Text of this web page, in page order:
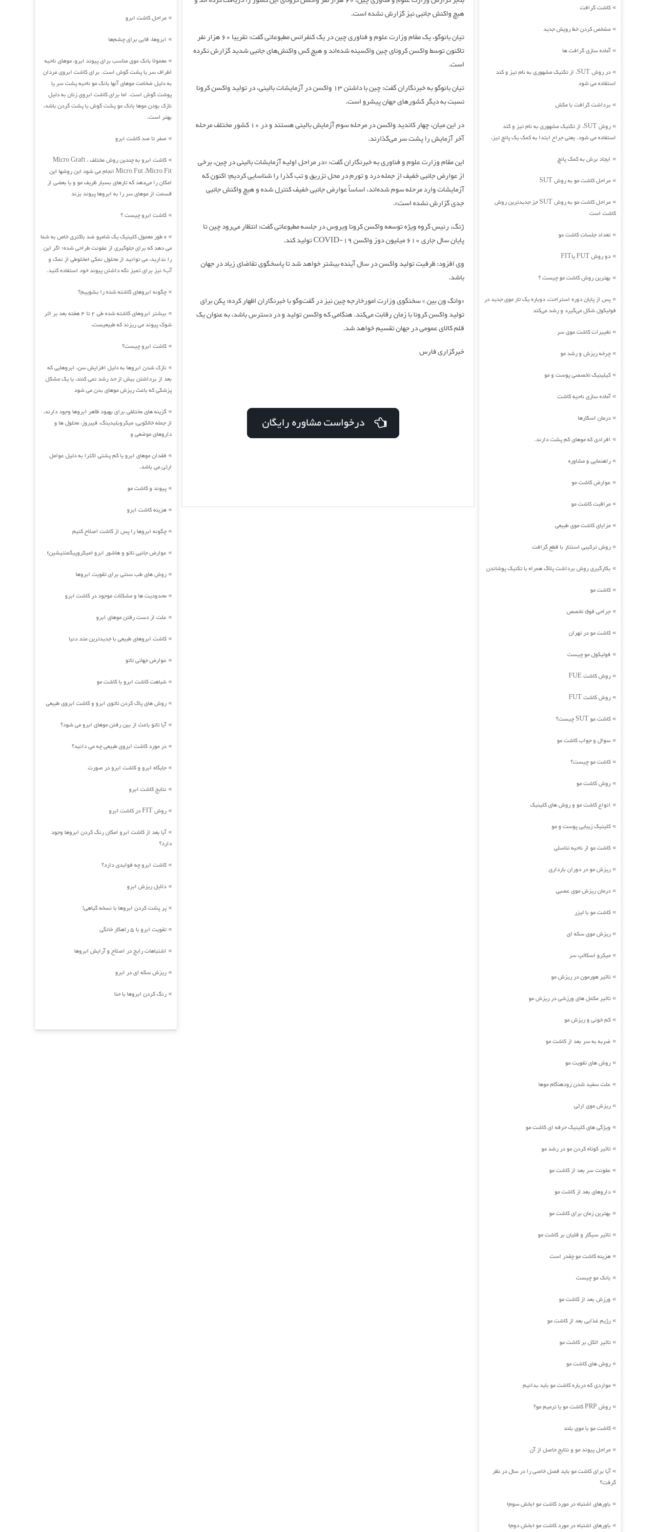
» مراحل کاشت ابرو
» ابروها، قابی برای چشم‌ها
» معمولا بانک موی مناسب برای پیوند ابرو، موهای ناحیه
اطراف سر یا پشت گوش است. برای کاشت ابروی مردان
به دلیل ضخامت موهای آنها بانک مو ناحیه پشت سر یا
پوشت گوش است. اما برای کاشت ابروی زنان به دلیل
نازک بودن موها بانک مو پشت گوش یا پشت گردن باشد،
بهتر است.
» صفر تا صد کاشت ابرو
»
کاشت ابرو به چندین روش مختلف Micro Graft ،
Micro Fut ،Micro Fit انجام می شود این روشها این
امکان را می‌دهد که تارهای بسیار ظریف مو و یا بعضی از
قسمت از موهای سر را به ابروها پیوند بزند
» کاشت ابرو چیست ؟
» ه طور معمول کلینیک یک شامپو ضد باکتری خاص به شما
می دهد که برای جلوگیری از عفونت طراحی شده؛ اگر این
را ندارید، می توانید از محلول نمکی (مخلوطی از نمک و
آب) نیز برای تمیز نگه داشتن پیوند خود استفاده کنید.
» چگونه ابروهای کاشته شده را بشوییم؟
»
بیشتر ابروهای کاشته شده طی 2 تا 4 هفته بعد بر اثر
شوک پیوند می ریزند که طبیعیست،
» کاشت ابرو چیست؟
» نازک شدن ابروها به دلیل افزایش سن، ابروهایی که
بعد از برداشتن بیش از حد رشد نمی کنند، یا یک مشکل
پزشکی که باعث ریزش موهای بدن می شود
» گزینه های مختلفی برای بهبود ظاهر ابروها وجود دارند،
از جمله خالکوبی، میکروبلیدینگ، فیبروز، محلول ها و
داروهای موضعی و
» فقدان موهای ابرو یا کم پشتی اکثرا به دلیل عوامل
ارثی می باشد.
» پیوند و کاشت مو
» هزینه کاشت ابرو
» چگونه ابروها را پس از کاشت اصلاح کنیم
» عوارض جانبی تاتو و هاشور ابرو (میکروپیگمنتیشین)
» روش های طب سنتی برای تقویت ابروها
» محدودیت ها و مشکلات موجود در کاشت ابرو
» علت از دست رفتن موهای ابرو
» کاشت ابروهای طبیعی با جدیدترین متد دنیا
» عوارض جهانی تاتو
» شباهت کاشت ابرو با کاشت مو
» روش های پاک کردن تاتوی ابرو و کاشت ابروی طبیعی
»آیا تاتو باعث از بین رفتن موهای ابرو می شود؟
» در مورد کاشت ابروی طبیعی چه می دانید؟
» جایگاه ابرو و کاشت ابرو در صورت
» نتایج کاشت ابرو
» روش FIT در کاشت ابرو
»آیا بعد از کاشت ابرو امکان رنگ کردن ابروها وجود
دارد؟
» کاشت ابرو چه فوایدی دارد؟
» دلایل ریزش ابرو
» پر پشت کردن ابروها با نسخه گیاهی!
» تقویت ابرو با 5 راهکار خانگی
» اشتباهات رایج در اصلاح و آرایش ابروها
» ریزش سکه ای در ابرو
» رنگ کردن ابروها با حنا
هیچ واکنش جانبی نیز گزارش نشده است.
تیان بائوگو، یک مقام وزارت علوم و فناوری چین در یک کنفرانس مطبوعاتی گفت: تقریبا 60 هزار نفر
تاکنون توسط واکسن کرونای چین واکسینه شده‌اند و هیچ کس واکنش‌های جانبی شدید گزارش نکرده
است.
تیان بائوگو به خبرنگاران گفت: چین با داشتن 13 واکسن در آزمایشات بالینی، در تولید واکسن کرونا
نسبت به دیگر کشورهای جهان پیشرو است.
در این میان، چهار کاندید واکسن در مرحله سوم آزمایش بالینی هستند و در 10 کشور مختلف مرحله
آخر آزمایش را پشت سر می‌گذارند.
این مقام وزارت علوم و فناوری به خبرنگاران گفت: «در مراحل اولیه آزمایشات بالینی در چین، برخی
از عوارض جانبی خفیف از جمله درد و تورم در محل تزریق و تب گذرا را شناسایی کردیم؛ اکنون که
آزمایشات وارد مرحله سوم شده‌اند، اساساً عوارض جانبی خفیف کنترل شده و هیچ واکنش جانبی
جدی گزارش نشده است».
ژنگ، رئیس گروه ویژه توسعه واکسن کرونا ویروس در جلسه مطبوعاتی گفت: انتظار می‌رود چین تا
پایان سال جاری 610 میلیون دوز واکسن COVID-19 تولید کند.
وی افزود: ظرفیت تولید واکسن در سال آینده بیشتر خواهد شد تا پاسخگوی تقاضای زیاد در جهان
باشد.
«وانگ ون بین » سخنگوی وزارت امورخارجه چین نیز در گفت‌و‌گو با خبرنگاران اظهار کرده: پکن برای
تولید واکسن کرونا با زمان رقابت می‌کند. هنگامی که واکسن تولید و در دسترس باشد، به عنوان یک
قلم کالای عمومی در جهان تقسیم خواهد شد.
خبرگزاری فارس
» کاشت گرافت
» مشخص کردن خط رویش جدید
»آماده سازی گرافت ها
»
در روش SUT، از تکنیک مشهوری به نام تیز و کند
استفاده می شود
» برداشت گرافت با مکش
»
روش SUT، از تکنیک مشهوری به نام تیز و کند
استفاده می شود. یعنی جراح ابتدا به کمک یک پانچ تیز،
» ایجاد برش به کمک پانچ
» مراحل کاشت مو به روش SUT
»
مراحل کاشت مو به روش SUT جز جدیدترین روش
کاشت است
» تعداد جلسات کاشت مو
» دو روش FUT یاFIT
» بهترین روش کاشت مو چیست ؟
» پس از پایان دوره استراحت، دوباره یک تار موی جدید در
فولیکول شکل می‌گیرد و رشد می‌کند
» تغییرات کاشت موی سر
» چرخه ریزش و رشد مو
» کیلینیک تخصصی پوست و مو
»آماده سازی ناحیه کاشت
» درمان اسکارها
» افرادی که موهای کم پشت دارند.
» راهنمایی و مشاوره
» عوارض کاشت مو
» مراقبت کاشت مو
» مزایای کاشت موی طبیعی
» روش ترکیبی استتار با قطع گرافت
» بکارگیری روش برداشت پلاگ همراه با تکنیک پوشاندن
» کاشت مو
» جراحی فوق تخصص
» کاشت مو در تهران
» فولیکول مو چیست
» روش کاشت FUE
» روش کاشت FUT
» کاشت مو SUT چیست؟
» سوال و جواب کاشت مو
» کاشت مو چیست؟
» روش کاشت مو
» انواع کاشت مو و روش های کلینیک
» کلینیک زیبایی پوست و مو
» کاشت مو از ناحیه تناسلی
» ریزش مو در دوران بارداری
» درمان ریزش موی عصبی
» کاشت مو با لیزر
» ریزش موی سکه ای
» میکرو اسکالپ سر
» تاثیر هورمون در ریزش مو
» تاثیر مکمل های ورزشی در ریزش مو
» کم خونی و ریزش مو
» ضربه به سر بعد از کاشت مو
» روش های تقویت مو
» علت سفید شدن زودهنگام موها
» ریزش موی ارثی
» ویژگی های کلینیک حرفه ای کاشت مو
» تاثیر کوتاه کردن مو در رشد مو
» عفونت سر بعد از کاشت مو
» داروهای بعد از کاشت مو
» بهترین زمان برای کاشت مو
» تاثیر سیگار و قلیان بر کاشت مو
» هزینه کاشت مو چقدر است
» بانک مو چیست
» ورزش بعد از کاشت مو
» رژیم غذایی بعد از کاشت مو
» تاثیر الکل بر کاشت مو
» روش های کاشت مو
» مواردی که درباره کاشت مو باید بدانیم
» روش PRP کاشت مو یا ترمیم مو؟
» کاشت مو با موی بلند
» مراحل پیوند مو و نتایج حاصل از آن
»آیا برای کاشت مو باید فصل خاصی را در سال در نظر
گرفت؟
» باورهای اشتباه در مورد کاشت مو (بخش سوم)
» باورهای اشتباه در مورد کاشت مو (بخش دوم)